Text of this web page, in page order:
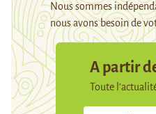
Nous sommes
nous avons besoin de
A partir
Toute